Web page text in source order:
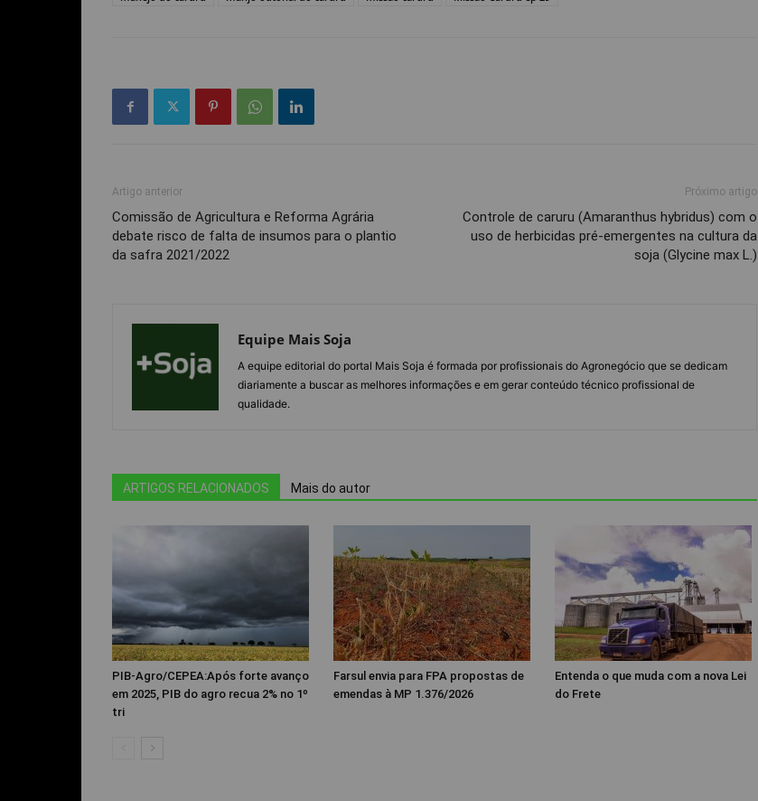
Artigo anterior
Comissão de Agricultura e Reforma Agrária
debate risco de falta de insumos para o plantio
da safra 2021/2022
Próximo artigo
Controle de caruru (Amaranthus hybridus) com o
uso de herbicidas pré-emergentes na cultura da
soja (Glycine max L.)
Equipe Mais Soja
A equipe editorial do portal Mais Soja é formada por profissionais do Agronegócio que se dedicam
diariamente a buscar as melhores informações e em gerar conteúdo técnico profissional de
qualidade.
ARTIGOS RELACIONADOS Mais do autor
PIB-Agro/CEPEA:Após forte avanço
em 2025, PIB do agro recua 2% no 1º
tri
Farsul envia para FPA propostas de
emendas à MP 1.376/2026
Entenda o que muda com a nova Lei
do Frete